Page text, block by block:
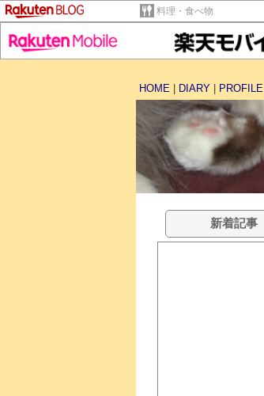
料理・食べ物
HOME
DIARY PROFILE
新着記事